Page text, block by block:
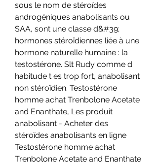
sous le nom de stéroïdes
androgéniques anabolisants ou
SAA, sont une classe d&#39;
hormones stéroïdiennes liée à une
hormone naturelle humaine : la
testostérone. Slt Rudy comme d
habitude t es trop fort, anabolisant
non stéroïdien. Testostérone
homme achat Trenbolone Acetate
and Enanthate, Les produit
anabolisant - Acheter des
stéroïdes anabolisants en ligne
Testostérone homme achat
Trenbolone Acetate and Enanthate